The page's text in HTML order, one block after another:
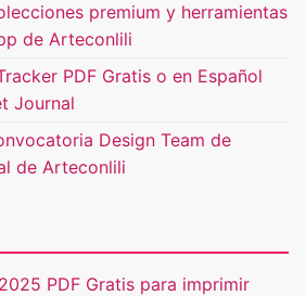
premium y herramientas
de Arteconlili
PDF Gratis o en Español
Journal
Design Team de
de Arteconlili
PDF Gratis para imprimir